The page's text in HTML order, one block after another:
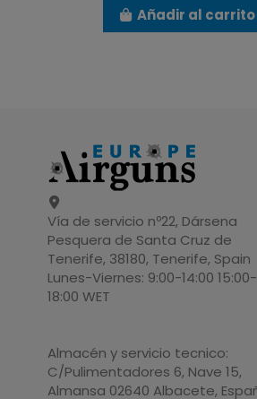
Añadir al carrito
Vía de servicio nº22, Dársena
Pesquera de Santa Cruz de
Tenerife, 38180, Tenerife, Spain
Lunes-Viernes: 9:00-14:00 15:00-
18:00 WET
Almacén y servicio tecnico:
C/Pulimentadores 6, Nave 15,
Almansa 02640 Albacete,